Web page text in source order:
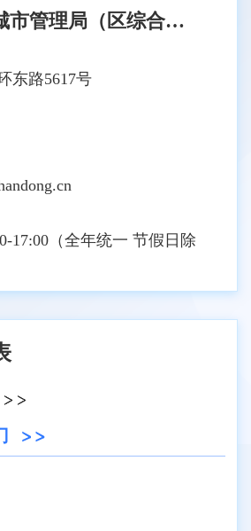
历下区城市管理局（区综合行政执法局）
东路5617号
17:00（全年统一 节假日除